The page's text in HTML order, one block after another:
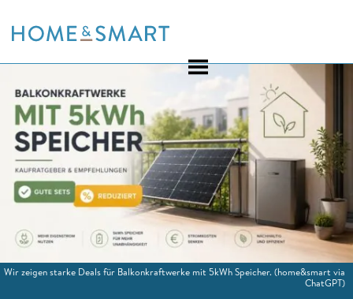
to
Wir zeigen starke Deals für Balkonkraftwerke mit 5kWh Speicher.(home&smart via
ChatGPT)